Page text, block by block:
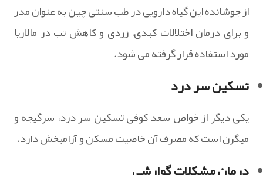
از جوشانده این گیاه دارویی در طب سنتی چین به عنوان مدر
و برای درمان اختلالات کبدی، زردی و کاهش تب در مالاریا
مورد استفاده قرار گرفته می شود.
تسکین سر درد
یکی دیگر از خواص سعد کوفی تسکین سر درد، سرگیجه و
میگرن است که مصرف آن خاصیت مسکن و آرامبخش دارد.